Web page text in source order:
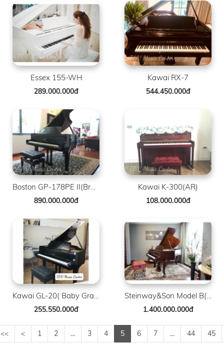
Essex 155-WH
289.000.000đ
Kawai RX-7
544.450.000đ
Boston GP-178PE II(Brand New )
890.000.000đ
Kawai K-300(AR)
108.000.000đ
Kawai GL-20( Baby Grand )
255.550.000đ
Steinway&Son Model B( Louis XV )
1.400.000.000đ
<< < 1 2 ... 3 4 5 6 7 ... 44 45